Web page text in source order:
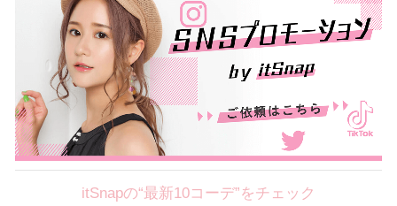
itSnapの“最新10コーデ”をチェック